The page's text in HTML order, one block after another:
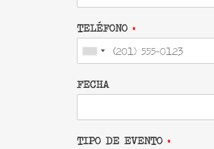
TELÉFONO *
FECHA
TIPO DE EVENTO *